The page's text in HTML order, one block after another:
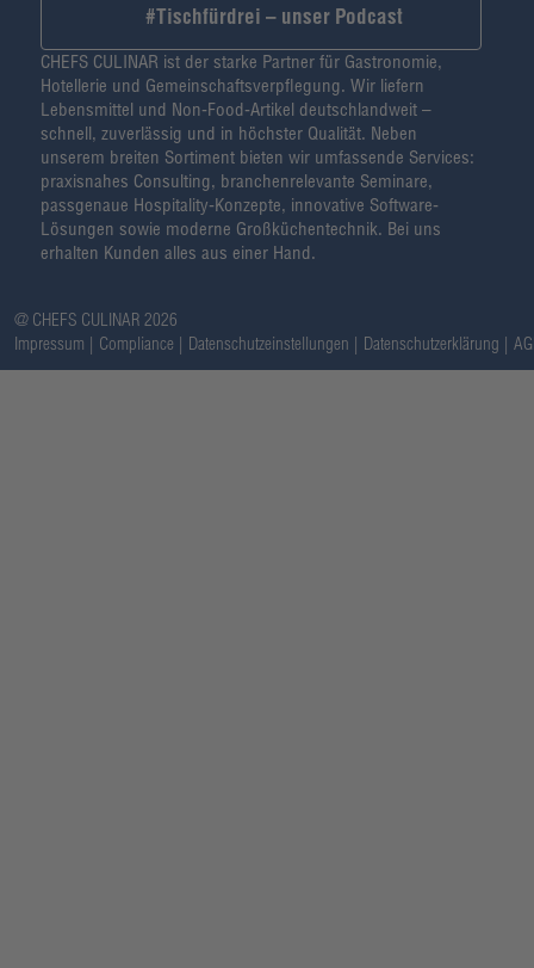
#Tischfürdrei – unser Podcast
CHEFS CULINAR ist der starke Partner für Gastronomie,
Hotellerie und Gemeinschaftsverpflegung. Wir liefern
Lebensmittel und Non-Food-Artikel deutschlandweit –
schnell, zuverlässig und in höchster Qualität. Neben
unserem breiten Sortiment bieten wir umfassende Services:
praxisnahes Consulting, branchenrelevante Seminare,
passgenaue Hospitality-Konzepte, innovative Software-
Lösungen sowie moderne Großküchentechnik. Bei uns
erhalten Kunden alles aus einer Hand.
@ CHEFS CULINAR 2026
Impressum
Compliance Datenschutzeinstellungen Datenschutzerklärung